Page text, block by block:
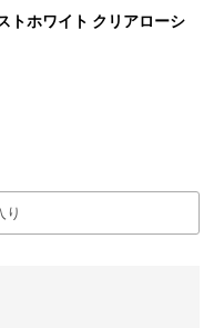
トホワイト クリアローシ
り